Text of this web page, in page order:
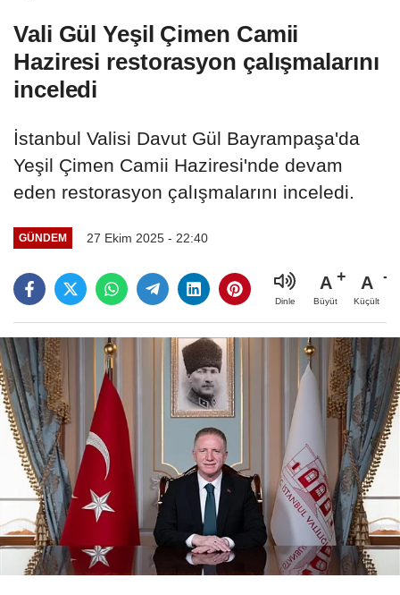
Vali Gül Yeşil Çimen Camii
Haziresi restorasyon çalışmalarını
inceledi
İstanbul Valisi Davut Gül Bayrampaşa'da
Yeşil Çimen Camii Haziresi'nde devam
eden restorasyon çalışmalarını inceledi.
GÜNDEM 27 Ekim 2025 - 22:40
Dinle
A
Büyüt
A
Küçült